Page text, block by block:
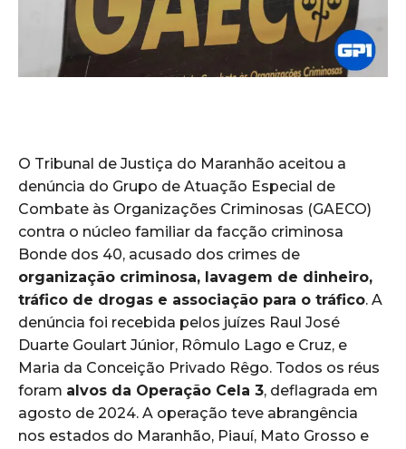
O Tribunal de Justiça do Maranhão aceitou a
denúncia do Grupo de Atuação Especial de
Combate às Organizações Criminosas (GAECO)
contra o núcleo familiar da facção criminosa
Bonde dos 40, acusado dos crimes de
organização criminosa, lavagem de dinheiro,
tráfico de drogas e associação para o tráfico. A
denúncia foi recebida pelos juízes Raul José
Duarte Goulart Júnior, Rômulo Lago e Cruz, e
Maria da Conceição Privado Rêgo. Todos os réus
foram alvos da Operação Cela 3, deflagrada em
agosto de 2024. A operação teve abrangência
nos estados do Maranhão, Piauí, Mato Grosso e